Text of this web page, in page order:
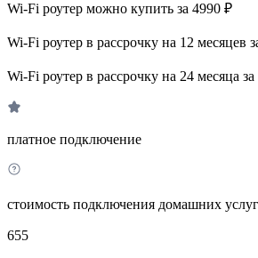
Wi-Fi роутер можно купить за 4990 ₽
Wi-Fi роутер в рассрочку на 12 месяцев
Wi-Fi роутер в рассрочку на 24 месяца
платное подключение
стоимость подключения домашних
655